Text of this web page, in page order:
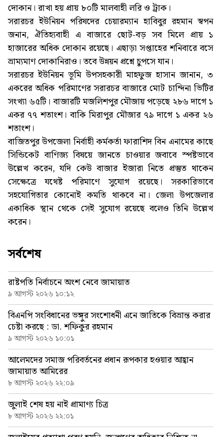
দোকান। রাখা হয় প্রায় ৮০টি মালবাহী লরি ও ট্রাক।
সরারচর ইউনিয়ন পরিষদের চেয়ারম্যান হাবিবুর রহমান স্বপন
জনান, ঐতিহ্যবাহী এ বাজারে ছোট-বড় সব মিলে প্রায় ১
হাজারের অধিক দোকান রয়েছে। এছাড়া সপ্তাহের শনিবারে বসে
ভ্রাম্যমাণ দোকানিরাও। তবে উন্নয়ন প্রশ্নে চুপসে যান।
সরারচর ইউনিয়ন ভূমি উপসহকারী মাহফুজ হাসান জানান, ৩
একরের অধিক পরিমাণের সরারচর বাজারে মোট চান্দিনা ভিটির
সংখ্যা ৬৫টি। বাজারটি মজলিশপুর মৌজায় পড়েছে ২৮৬ দাগে ১
একর ৭৭ শতাংশ। বাকি মিরাপুর মৌজার ৭৯ দাগে ১ একর ২৬
শতাংশ।
বাজিতপুর উপজেলা নির্বাহী কর্মকর্তা ফারাশিদ বিন এনামের কাছে
সিন্ডিকেট বাণিজ্য বিষয়ে জানতে চাওয়ার জবাবে স্পষ্টভাবে
উল্লেখ করেন, যদি কেউ বাজার ইজারা নিতে প্রস্তুত থাকেন
সেক্ষেত্রে যথেষ্ট পরিমাণে সুযোগ রয়েছে। সরকারিভাবে
সহযোগিতার কোনোই কমতি থাকবে না। জেলা উপজেলার
একাধিক স্থান থেকে সেই সুযোগ রয়েছে বলেও তিনি উল্লেখ
করেন।
সর্বশেষ
রাষ্টপতি নির্বাচনে অংশ নেবে জামায়াত
৯ আগস্ট ২০২৬ ১০:১২
বিএনপি সংবিধানের ভঙ্গুর সংশোধনী এনে জাতিকে বিভ্রান্ত করার
চেষ্টা করছে : ডা. শফিকুর রহমান
৯ আগস্ট ২০২৬ ১০:০১
আলেমদের সমাজ পরিবর্তনের প্রধান রূপকার হওয়ার আহ্বান
জামায়াত আমিরের
৮ আগস্ট ২০২৬ ২২:০৯
জুলাই শেষ হয় নাই প্রামাণ্য চিত্র
৮ আগস্ট ২০২৬ ২২:০১